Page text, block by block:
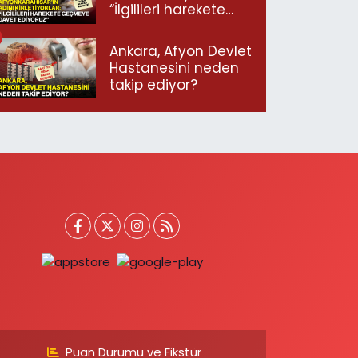
“İlgilileri harekete
ediyoruz”
Ankara, Afyon Devlet
Hastanesini neden
takip ediyor?
Puan Durumu ve Fikstür